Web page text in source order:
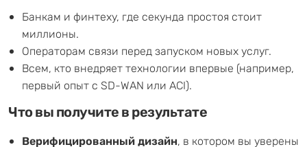
Банкам и финтеху, где секунда простоя стоит
миллионы.
Операторам связи перед запуском новых услуг.
Всем, кто внедряет технологии впервые (например,
первый опыт с SD-WAN или ACI).
Что вы получите в результате
Верифицированный дизайн, в котором вы уверены